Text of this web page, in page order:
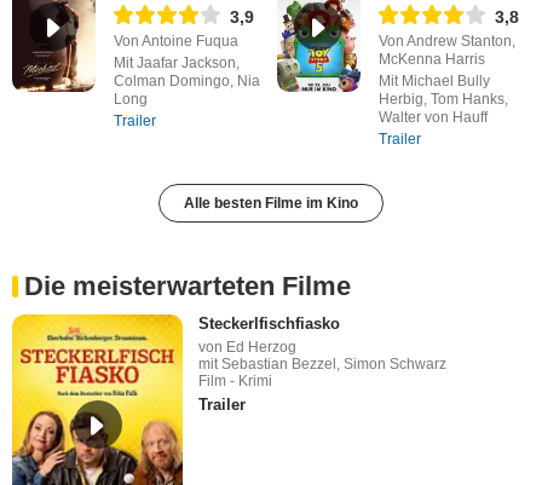
3,9
Von Antoine Fuqua
Mit Jaafar Jackson,
Colman Domingo, Nia
Long
Trailer
3,8
Von Andrew Stanton,
McKenna Harris
Mit Michael Bully
Herbig, Tom Hanks,
Walter von Hauff
Trailer
Alle besten Filme im Kino
Die meisterwarteten Filme
Steckerlfischfiasko
von Ed Herzog
mit Sebastian Bezzel, Simon Schwarz
Film - Krimi
Trailer